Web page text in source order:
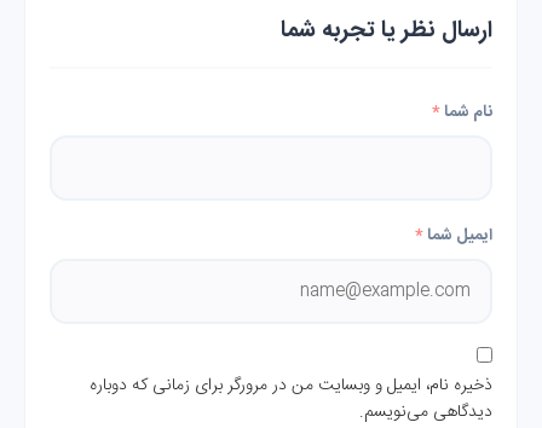
ارسال نظر یا تجربه شما
نام شما*
ایمیل شما*
ذخیره نام، ایمیل و وبسایت من در مرورگر برای زمانی که دوباره
دیدگاهی می‌نویسم.